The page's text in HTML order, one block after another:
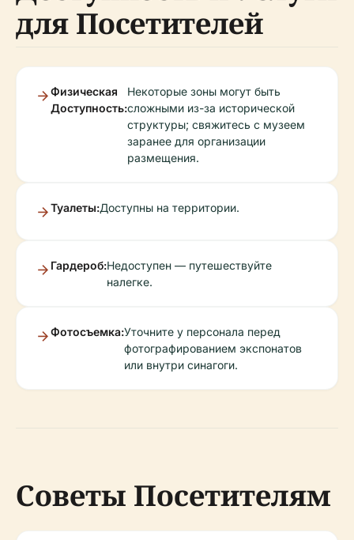
для Посетителей
Физическая
Доступность:
Некоторые зоны могут быть
сложными из-за исторической
структуры; свяжитесь с музеем
заранее для организации
размещения.
Туалеты:Доступны на территории.
Гардероб:Недоступен — путешествуйте
налегке.
Фотосъемка:Уточните у персонала перед
фотографированием экспонатов
или внутри синагоги.
Советы Посетителям